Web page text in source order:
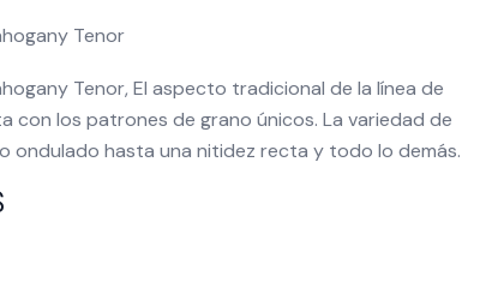
Tenor
Tenor, El aspecto tradicional de la línea de
con los patrones de grano únicos. La variedad de
ondulado hasta una nitidez recta y todo lo demás.